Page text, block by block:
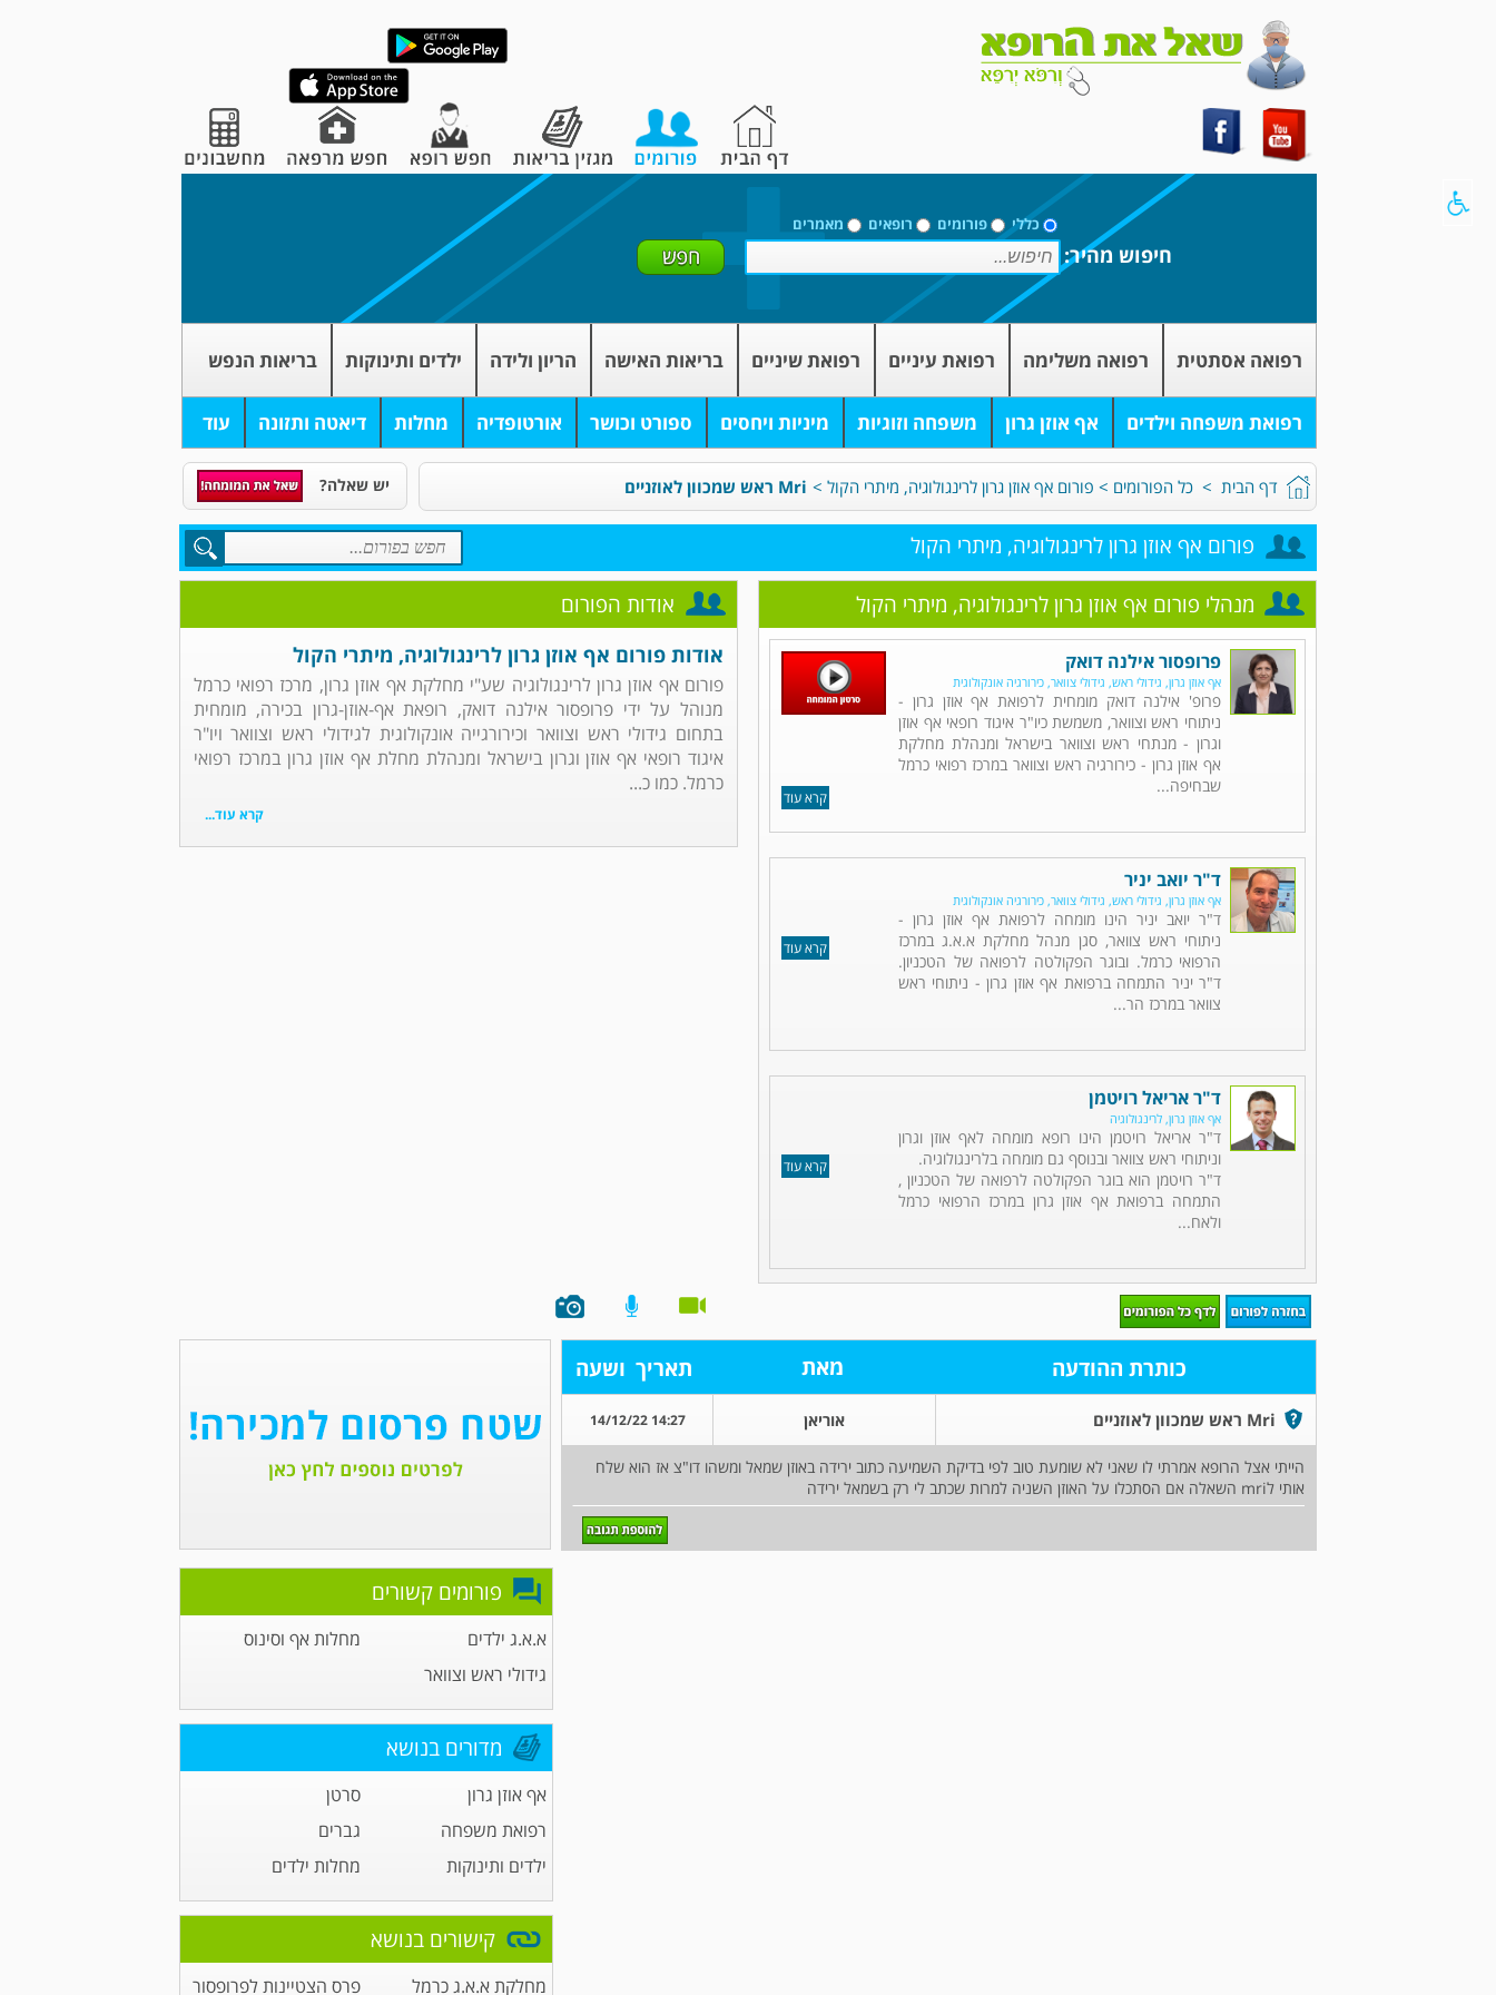
כללי פורומים רופאים מאמרים
חיפוש מהיר:
רפואה אסתטית רפואה משלימה רפואת עיניים רפואת שיניים בריאות האישה הריון ולידה ילדים ותינוקות בריאות הנפש
רפואת משפחה וילדים אף אוזן גרון משפחה וזוגיות מיניות ויחסים ספורט וכושר אורטופדיה מחלות דיאטה ותזונה עוד
דף הבית > כל הפורומים > פורום אף אוזן גרון לרינגולוגיה, מיתרי הקול > Mri ראש שמכוון לאוזניים יש שאלה?
פורום אף אוזן גרון לרינגולוגיה, מיתרי הקול
אודות הפורום
אודות פורום אף אוזן גרון לרינגולוגיה, מיתרי הקול
פורום אף אוזן גרון לרינגולוגיה שע"י מחלקת אף אוזן גרון, מרכז רפואי כרמל
מנוהל על ידי פרופסור אילנה דואק, רופאת אף-אוזן-גרון בכירה, מומחית
בתחום גידולי ראש וצוואר וכירורגייה אונקולוגית לגידולי ראש וצוואר ויו"ר
איגוד רופאי אף אוזן וגרון בישראל ומנהלת מחלת אף אוזן גרון במרכז רפואי
כרמל. כמו כ...
קרא עוד...
מנהלי פורום אף אוזן גרון לרינגולוגיה, מיתרי הקול
קרא עוד
פרופסור אילנה דואק
אף אוזן גרון, גידולי ראש, גידולי צוואר, כירורגיה אונקולוגית
פרופ' אילנה דואק מומחית לרפואת אף אוזן גרון -
ניתוחי ראש וצוואר, משמשת כיו"ר איגוד רופאי אף אוזן
וגרון - מנתחי ראש וצוואר בישראל ומנהלת מחלקת
אף אוזן גרון - כירורגיה ראש וצוואר במרכז רפואי כרמל
שבחיפה...
קרא עוד
ד"ר יואב יניר
אף אוזן גרון, גידולי ראש, גידולי צוואר, כירורגיה אונקולוגית
ד"ר יואב יניר הינו מומחה לרפואת אף אוזן גרון -
ניתוחי ראש צוואר, סגן מנהל מחלקת א.א.ג במרכז
הרפואי כרמל. ובוגר הפקולטה לרפואה של הטכניון.
ד"ר יניר התמחה ברפואת אף אוזן גרון - ניתוחי ראש
צוואר במרכז הר...
קרא עוד
ד"ר אריאל רויטמן
אף אוזן גרון, לרינגולוגיה
ד"ר אריאל רויטמן הינו רופא מומחה לאף אוזן וגרון
וניתוחי ראש צוואר ובנוסף גם מומחה בלרינגולוגיה.
ד"ר רויטמן הוא בוגר הפקולטה לרפואה של הטכניון ,
התמחה ברפואת אף אוזן גרון במרכז הרפואי כרמל
ולאח...
כותרת ההודעה מאת תאריך ושעה
Mri ראש שמכוון לאוזניים אוריאן 14:27 14/12/22
הייתי אצל הרופא אמרתי לו שאני לא שומעת טוב לפי בדיקת השמיעה כתוב ירידה באוזן שמאל ומשהו דו"צ אז הוא שלח
אותי לmri השאלה אם הסתכלו על האוזן השניה למרות שכתב לי רק בשמאל ירידה
פורומים קשורים
א.א.ג ילדים
מחלות אף וסינוס
גידולי ראש וצוואר
מדורים בנושא
אף אוזן גרון
סרטן
רפואת משפחה
גברים
ילדים ותינוקות
מחלות ילדים
קישורים בנושא
מחלקת א.א.ג כרמל פרס הצטיינות לפרופסור